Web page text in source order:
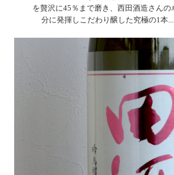
を贅沢に45％まで磨き、西田酒造さんの
分に発揮しこだわり醸した究極の1本